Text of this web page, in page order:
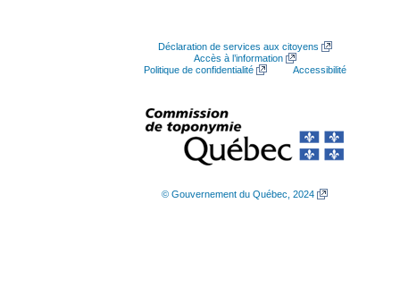
Déclaration de services aux citoyens
Accès à l’information
Politique de confidentialité
Accessibilité
© Gouvernement du Québec, 2024